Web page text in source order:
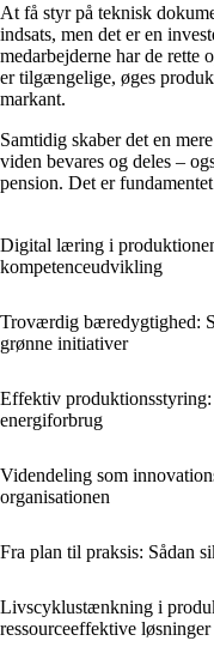
At få styr på teknisk
indsats, men det er en
medarbejderne har de rette
er tilgængelige, øges
markant.
Samtidig skaber det en
viden bevares og deles –
pension. Det er
Digital læring i
kompetenceudvikling
Troværdig bæredygtighed:
grønne initiativer
Effektiv
energiforbrug
Videndeling som
organisationen
Fra plan til praksis: Sådan
Livscyklustænkning i
ressourceeffektive løsninger